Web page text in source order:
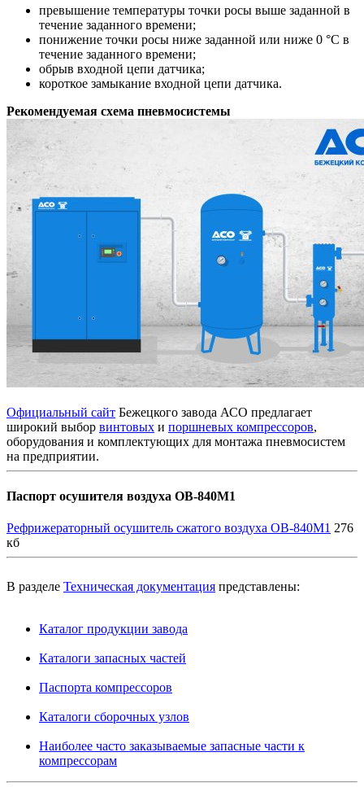
превышение температуры точки росы выше заданной в
течение заданного времени;
понижение точки росы ниже заданной или ниже 0 °С в
течение заданного времени;
обрыв входной цепи датчика;
короткое замыкание входной цепи датчика.
Рекомендуемая схема пневмосистемы
Официальный сайт Бежецкого завода АСО предлагает
широкий выбор винтовых и поршневых компрессоров,
оборудования и комплектующих для монтажа пневмосистем
на предприятии.
Паспорт осушителя воздуха ОВ-840М1
Рефрижераторный осушитель сжатого воздуха ОВ-840М1 276
кб
В разделе Техническая документация представлены:
Каталог продукции завода
Каталоги запасных частей
Паспорта компрессоров
Каталоги сборочных узлов
Наиболее часто заказываемые запасные части к
компрессорам